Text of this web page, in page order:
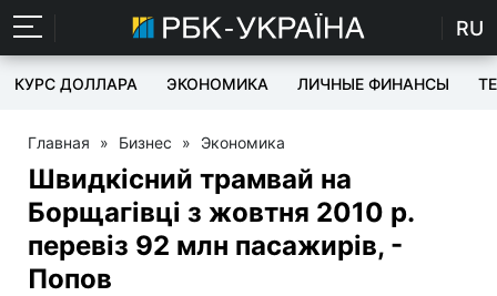
RU
КУРС ДОЛЛАРА ЭКОНОМИКА ЛИЧНЫЕ ФИНАНСЫ
Главная » Бизнес » Экономика
Швидкісний трамвай на
Борщагівці з жовтня 2010 р.
перевіз 92 млн пасажирів, -
Попов